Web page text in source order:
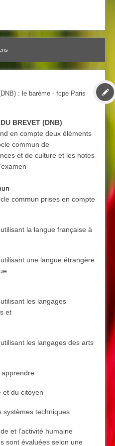
BREVET (DNB)
en compte deux éléments
commun de
et de culture et les notes
commun prises en compte
la langue française à
une langue étrangère
les langages
et
les langages des arts
et du citoyen
systèmes techniques
et l’activité humaine
sont évaluées selon une